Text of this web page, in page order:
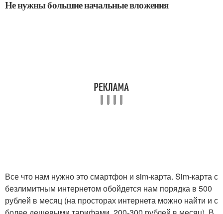
Не нужны большие начальные вложения
Все что нам нужно это смартфон и sim-карта. Sim-карта с
безлимитным интернетом обойдется нам порядка в 500
рублей в месяц (на просторах интернета можно найти и с